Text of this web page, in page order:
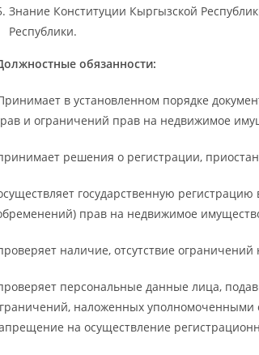
Знание Конституции Кыргызской
Республики.
обязанности:
в установленном порядке
и ограничений прав на недвижимое
решения о регистрации,
государственную
прав на недвижимое
наличие, отсутствие
персональные данные лица,
наложенных
на осуществление